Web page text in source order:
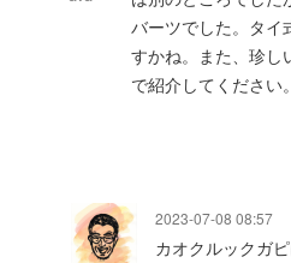
バーツでした。タイ
すかね。また、珍し
で紹介してください。
2023-07-08 08:57
カオクルックガ